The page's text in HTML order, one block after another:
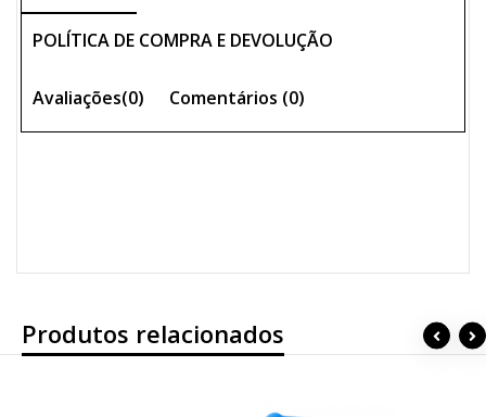
POLÍTICA DE COMPRA E DEVOLUÇÃO
Avaliações(0) Comentários (0)
Produtos relacionados